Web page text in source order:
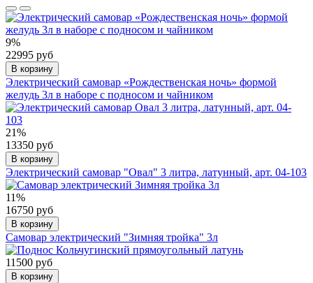
9%
22995 руб
В корзину
Электрический самовар «Рождественская ночь» формой
желудь 3л в наборе с подносом и чайником
21%
13350 руб
В корзину
Электрический самовар "Овал" 3 литра, латунный, арт. 04-103
11%
16750 руб
В корзину
Самовар электрический "Зимняя тройка" 3л
11500 руб
В корзину